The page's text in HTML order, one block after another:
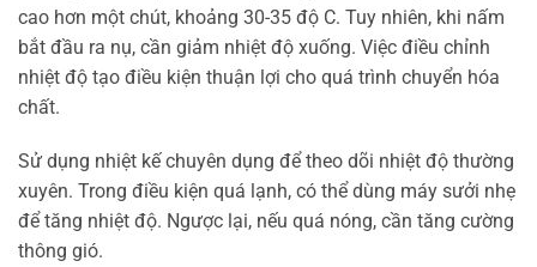
cao hơn một chút, khoảng 30-35 độ C. Tuy nhiên, khi nấm
bắt đầu ra nụ, cần giảm nhiệt độ xuống. Việc điều chỉnh
nhiệt độ tạo điều kiện thuận lợi cho quá trình chuyển hóa
chất.
Sử dụng nhiệt kế chuyên dụng để theo dõi nhiệt độ thường
xuyên. Trong điều kiện quá lạnh, có thể dùng máy sưởi nhẹ
để tăng nhiệt độ. Ngược lại, nếu quá nóng, cần tăng cường
thông gió.